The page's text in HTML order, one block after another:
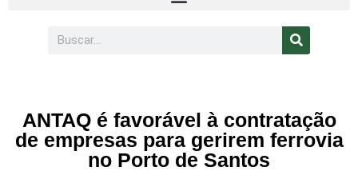
ANTAQ é favorável à contratação
de empresas para gerirem ferrovia
no Porto de Santos